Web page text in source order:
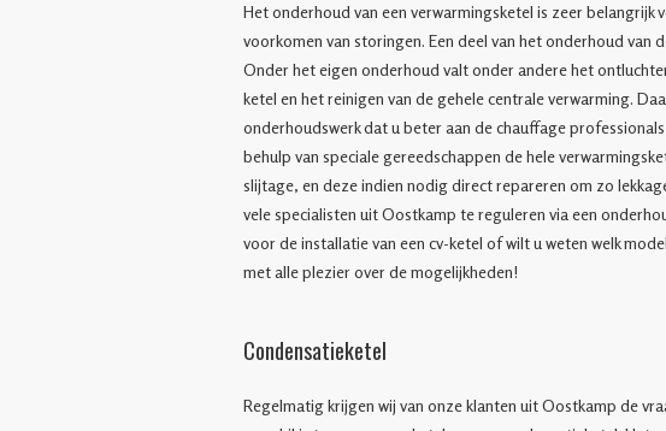
Het onderhoud van een verwarmingsketel is zeer belangrijk
voorkomen van storingen. Een deel van het onderhoud van
Onder het eigen onderhoud valt onder andere het
ketel en het reinigen van de gehele centrale verwarming.
onderhoudswerk dat u beter aan de chauffage
behulp van speciale gereedschappen de hele
slijtage, en deze indien nodig direct repareren om zo
vele specialisten uit Oostkamp te reguleren via een
voor de installatie van een cv-ketel of wilt u weten welk
met alle plezier over de mogelijkheden!
Condensatieketel
Regelmatig krijgen wij van onze klanten uit Oostkamp de